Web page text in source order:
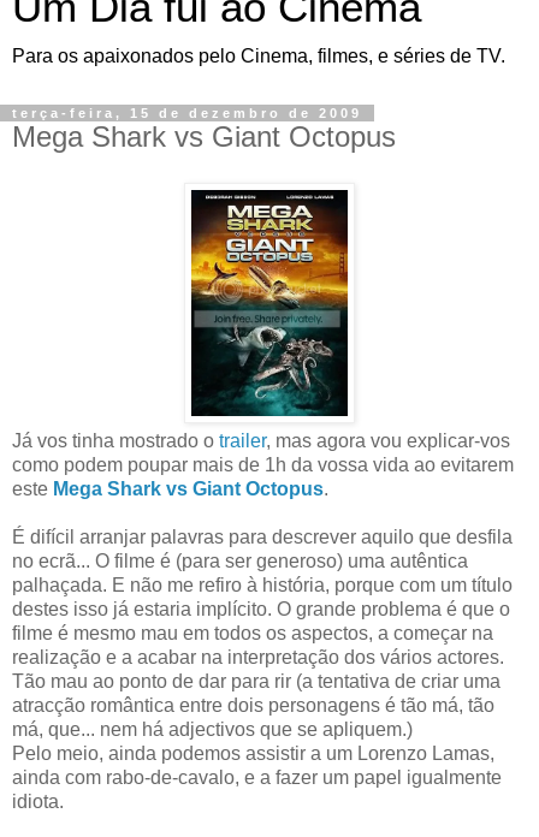
Para os apaixonados pelo Cinema, filmes, e séries de TV.
terça-feira, 15 de dezembro de 2009
Mega Shark vs Giant Octopus
Já vos tinha mostrado o trailer, mas agora vou explicar-vos
como podem poupar mais de 1h da vossa vida ao evitarem
este Mega Shark vs Giant Octopus.
É difícil arranjar palavras para descrever aquilo que desfila
no ecrã... O filme é (para ser generoso) uma autêntica
palhaçada. E não me refiro à história, porque com um título
destes isso já estaria implícito. O grande problema é que o
filme é mesmo mau em todos os aspectos, a começar na
realização e a acabar na interpretação dos vários actores.
Tão mau ao ponto de dar para rir (a tentativa de criar uma
atracção romântica entre dois personagens é tão má, tão
má, que... nem há adjectivos que se apliquem.)
Pelo meio, ainda podemos assistir a um Lorenzo Lamas,
ainda com rabo-de-cavalo, e a fazer um papel igualmente
idiota.